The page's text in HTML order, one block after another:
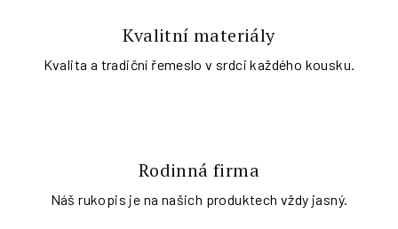
Kvalitní materiály
Kvalita a tradiční řemeslo v srdci každého kousku.
Rodinná firma
Náš rukopis je na našich produktech vždy jasný.